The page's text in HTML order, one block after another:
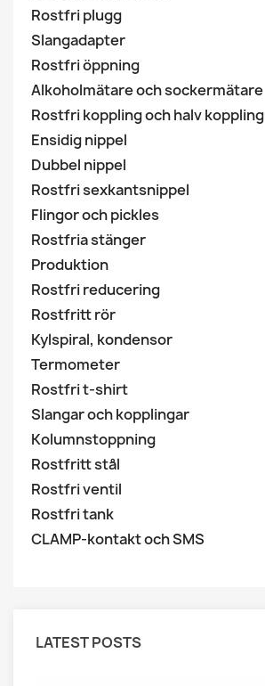
Rostfri plugg
Slangadapter
Rostfri öppning
Alkoholmätare och sockermätare
Rostfri koppling och halv koppling
Ensidig nippel
Dubbel nippel
Rostfri sexkantsnippel
Flingor och pickles
Rostfria stänger
Produktion
Rostfri reducering
Rostfritt rör
Kylspiral, kondensor
Termometer
Rostfri t-shirt
Slangar och kopplingar
Kolumnstoppning
Rostfritt stål
Rostfri ventil
Rostfri tank
CLAMP-kontakt och SMS
LATEST POSTS